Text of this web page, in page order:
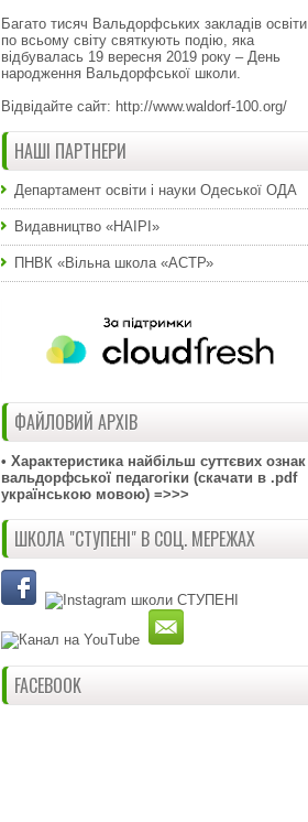
Багато тисяч Вальдорфських закладів освіти
по всьому світу святкують подію, яка
відбувалась 19 вересня 2019 року – День
народження Вальдорфської школи.
Відвідайте сайт: http://www.waldorf-100.org/
НАШІ ПАРТНЕРИ
Департамент освіти і науки Одеської ОДА
Видавництво «НАІРІ»
ПНВК «Вільна школа «АСТР»
ФАЙЛОВИЙ АРХІВ
• Характеристика найбільш суттєвих ознак
вальдорфської педагогіки (скачати в .pdf
українською мовою) =>>>
ШКОЛА "СТУПЕНІ" В СОЦ. МЕРЕЖАХ
FACEBOOK